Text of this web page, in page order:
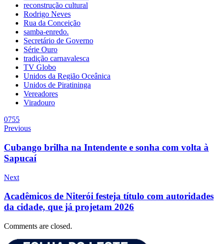
reconstrução cultural
Rodrigo Neves
Rua da Conceição
samba-enredo.
Secretário de Governo
Série Ouro
tradição carnavalesca
TV Globo
Unidos da Região Oceânica
Unidos de Piratininga
Vereadores
Viradouro
0755
Previous
Cubango brilha na Intendente e sonha com volta à
Sapucaí
Next
Acadêmicos de Niterói festeja título com autoridades
da cidade, que já projetam 2026
Comments are closed.